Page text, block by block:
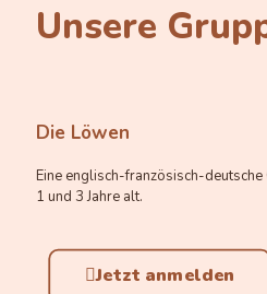
Unsere
Die Löwen
Eine englisch-französisch-
1 und 3 Jahre alt.
Jetzt anmelden